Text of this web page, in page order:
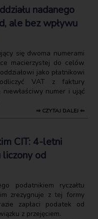
nadanego
ale bez wpływu
się dwoma numerami
macierzystej do celów
jako płatnikowi
VAT z faktury
numer i ująć
⇒ CZYTAJ DALEJ ⇐
CIT: 4-letni
liczony od
podatnikiem ryczałtu
zrezygnuje z tej formy
zapłaci podatek od
z przejęciem.